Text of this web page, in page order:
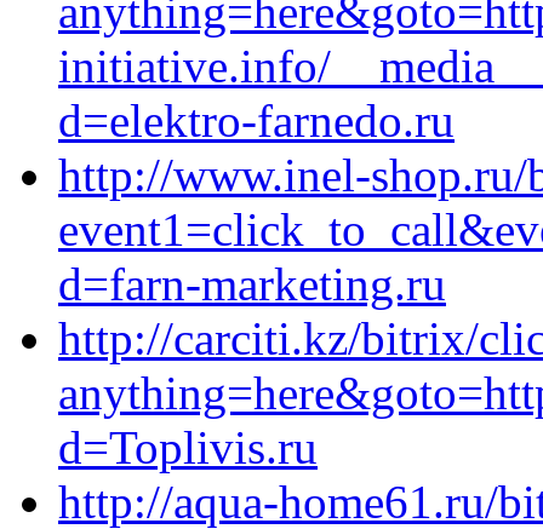
initiative.info/
d=elektro-farnedo.ru
http://www.inel-
d=farn-marketing.ru
http://carciti.kz/bitrix/
d=Toplivis.ru
http://aqua-home61.ru/